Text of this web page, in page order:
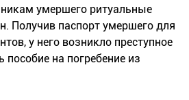
умершего ритуальные
Получив паспорт умершего для
у него возникло преступное
пособие на погребение из